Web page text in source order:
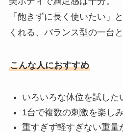
「飽きずに長く使いたい」
くれる、バランス型の一台
こんな人におすすめ
いろいろな体位を試した
1台で複数の刺激を楽し
重すぎず軽すぎない重量